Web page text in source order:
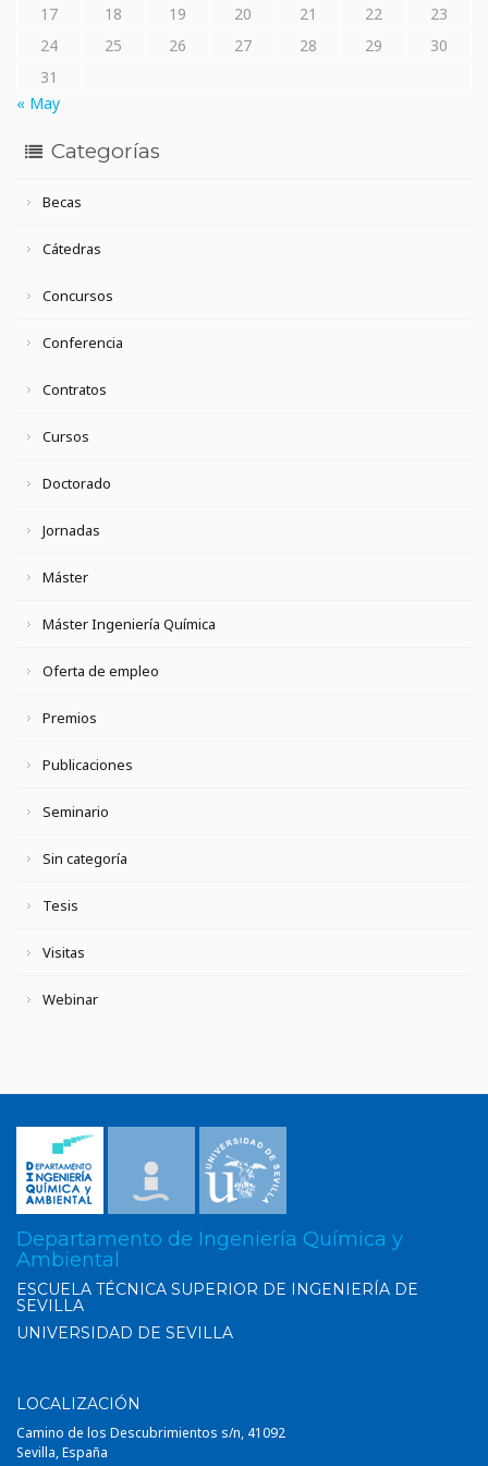
17 18 19 20 21 22
23
24
25 26 27 28 29
30
31
« May
Categorías
Becas
Cátedras
Concursos
Conferencia
Contratos
Cursos
Doctorado
Jornadas
Máster
Máster Ingeniería Química
Oferta de empleo
Premios
Publicaciones
Seminario
Sin categoría
Tesis
Visitas
Webinar
Departamento de Ingeniería Química y
Ambiental
ESCUELA TÉCNICA SUPERIOR DE INGENIERÍA DE
SEVILLA
UNIVERSIDAD DE SEVILLA
LOCALIZACIÓN
Camino de los Descubrimientos s/n, 41092
Sevilla, España